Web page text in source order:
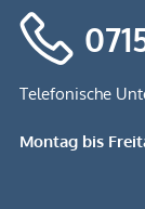
Telefonische
Montag bis